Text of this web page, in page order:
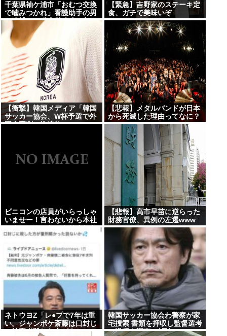
千葉県袖ケ浦市「おむつ交換
で噛みつかれ」看護助手の男
を逮捕 90歳入院患者の顔や
腹を殴るなどケガさせた疑
い [8/6]
【緊急】吉野家のステーキ定
食、ガチで美味いぞ
【衝撃】韓国メディア「韓国
サッカー協会、W杯予選で外
国人審判に性接待」
【悲報】メタルバンドが日本
から死滅した理由ってなに？
ビニコンの店員がいらっしゃ
いませー！言わないから本社
にクレームいれてやりました
よ！www
【悲報】高市早苗に逆らった
財務官僚、異例の左遷www
ネトウヨZ「レ●プで7年は重
い。ジャンポケ斎藤は口封じ
に被害者殺した方がよかっ
韓国サッカー協会わ警察が家
宅捜索 書類を押収し監督選考
の過程を調査 <\`皿´>